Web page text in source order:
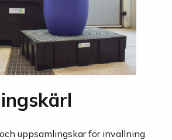
uppsamlingskar för invallning